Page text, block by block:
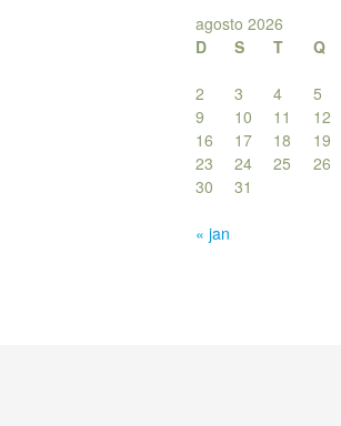
agosto 2026
D
S T Q
2
3 4 5
9
10 11 12
16
17 18 19
23
24 25 26
30
31
« jan